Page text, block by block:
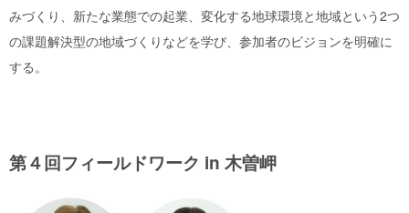
みづくり、新たな業態での起業、変化する地球環境と地域という2つ
の課題解決型の地域づくりなどを学び、参加者のビジョンを明確に
する。
第４回フィールドワーク in 木曽岬